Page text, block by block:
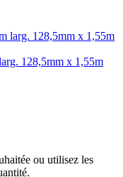
128,5mm x 1,55m
ou utilisez les